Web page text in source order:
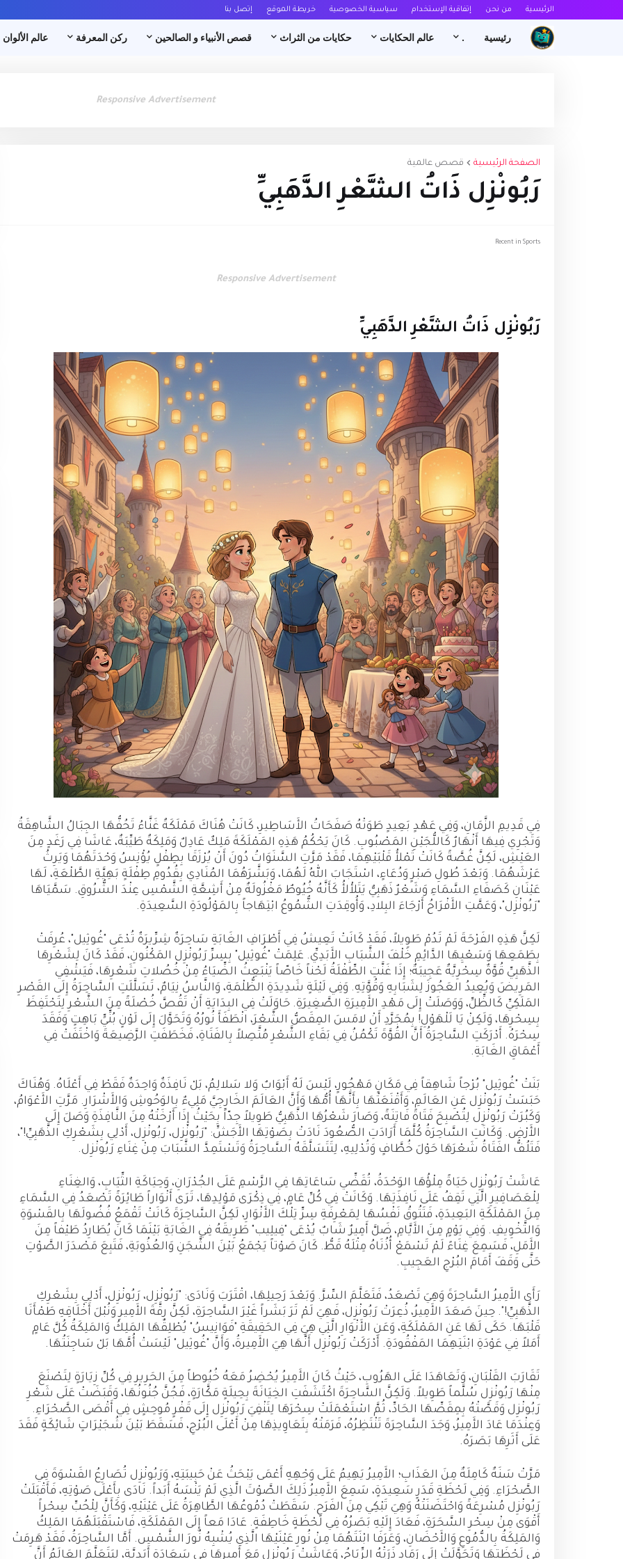
الرئيسية من نحن إتفاقية الإستخدام سياسية الخصوصية خريطة الموقع إتصل بنا
رئيسية . عالم الحكايات حكايات من الثراث قصص الأنبياء و الصالحين ركن المعرفة عالم الألوان
Responsive Advertisement
الصفحة الرئيسية قصص عالمية
رَبُونْزِل ذَاتُ الشَّعْرِ الذَّهَبِيِّ
Recent in Sports
Responsive Advertisement
رَبُونْزِل ذَاتُ الشَّعْرِ الذَّهَبِيِّ
فِي قَدِيمِ الزَّمَانِ، وَفِي عَهْدٍ بَعِيدٍ طَوَتْهُ صَفَحَاتُ الأَسَاطِيرِ، كَانَتْ هُنَاكَ مَمْلَكَةٌ غَنَّاءُ تَحُفُّهَا الجِبَالُ الشَّاهِقَةُ
وَتَجْرِي فِيهَا أَنْهَارٌ كَاللُّجَيْنِ المَصْبُوبِ. كَانَ يَحْكُمُ هَذِهِ المَمْلَكَةَ مَلِكٌ عَادِلٌ وَمَلِكَةٌ طَيِّبَةٌ، عَاشَا فِي رَغَدٍ مِنَ
العَيْشِ، لَكِنَّ غُصَّةً كَانَتْ تَمْلأُ قَلْبَيْهِمَا، فَقَدْ مَرَّتِ السَّنَوَاتُ دُونَ أَنْ يُرْزَقَا بِطِفْلٍ يُؤْنِسُ وَحْدَتَهُمَا وَيَرِثُ
عَرْشَهُمَا. وَبَعْدَ طُولِ صَبْرٍ وَدُعَاءٍ، اسْتَجَابَ اللهُ لَهُمَا، وَبَشَّرَهُمَا المُنَادِي بِقُدُومِ طِفْلَةٍ بَهِيَّةِ الطَّلْعَةِ، لَهَا
عَيْنَانِ كَصَفَاءِ السَّمَاءِ وَشَعْرٌ ذَهَبِيٌّ يَتَلأْلأُ كَأَنَّهُ خُيُوطٌ مَغْزُولَةٌ مِنْ أَشِعَّةِ الشَّمْسِ عِنْدَ الشُّرُوقِ. سَمَّيَاهَا
"رَبُونْزِل"، وَعَمَّتِ الأَفْرَاحُ أَرْجَاءَ البِلادِ، وَأُوقِدَتِ الشُّمُوعُ ابْتِهَاجاً بِالمَوْلُودَةِ السَّعِيدَةِ.
لَكِنَّ هَذِهِ الفَرْحَةَ لَمْ تَدُمْ طَوِيلاً، فَقَدْ كَانَتْ تَعِيشُ فِي أَطْرَافِ الغَابَةِ سَاحِرَةٌ شِرِّيرَةٌ تُدْعَى "غُوثِيل"، عُرِفَتْ
بِطَمَعِهَا وَسَعْيِهَا الدَّائِمِ خَلْفَ الشَّبَابِ الأَبَدِيِّ. عَلِمَتْ "غُوثِيل" بِسِرِّ رَبُونْزِل المَكْنُونِ، فَقَدْ كَانَ لِشَعْرِهَا
الذَّهَبِيِّ قُوَّةٌ سِحْرِيَّةٌ عَجِيبَةٌ؛ إِذَا غَنَّتِ الطِّفْلَةُ لَحْناً خَاصّاً يَنْبَعِثُ الضِّيَاءُ مِنْ خُصُلاتِ شَعْرِهَا، فَيَشْفِي
المَرِيضَ وَيُعِيدُ العَجُوزَ لِشَبَابِهِ وَقُوَّتِهِ. وَفِي لَيْلَةٍ شَدِيدَةِ الظُّلْمَةِ، وَالنَّاسُ نِيَامٌ، تَسَلَّلَتِ السَّاحِرَةُ إِلَى القَصْرِ
المَلَكِيِّ كَالظِّلِّ، وَوَصَلَتْ إِلَى مَهْدِ الأَمِيرَةِ الصَّغِيرَةِ. حَاوَلَتْ فِي البِدَايَةِ أَنْ تَقُصَّ خُصْلَةً مِنَ الشَّعْرِ لِتَحْتَفِظَ
بِسِحْرِهَا، وَلَكِنْ يَا لَلْهَوْلِ! بِمُجَرَّدِ أَنْ لامَسَ المِقَصُّ الشَّعْرَ، انْطَفَأَ نُورُهُ وَتَحَوَّلَ إِلَى لَوْنٍ بُنِّيٍّ بَاهِتٍ وَفَقَدَ
سِحْرَهُ. أَدْرَكَتِ السَّاحِرَةُ أَنَّ القُوَّةَ تَكْمُنُ فِي بَقَاءِ الشَّعْرِ مُتَّصِلاً بِالفَتَاةِ، فَخَطَفَتِ الرَّضِيعَةَ وَاخْتَفَتْ فِي
أَعْمَاقِ الغَابَةِ.
بَنَتْ "غُوثِيل" بُرْجاً شَاهِقاً فِي مَكَانٍ مَهْجُورٍ، لَيْسَ لَهُ أَبْوَابٌ وَلا سَلالِمُ، بَلْ نَافِذَةٌ وَاحِدَةٌ فَقَطْ فِي أَعْلَاهُ. وَهُنَاكَ
حَبَسَتْ رَبُونْزِل عَنِ العَالَمِ، وَأَقْنَعَتْهَا بِأَنَّهَا أُمُّهَا وَأَنَّ العَالَمَ الخَارِجِيَّ مَلِيءٌ بِالوَحُوشِ وَالأَشْرَارِ. مَرَّتِ الأَعْوَامُ،
وَكَبُرَتْ رَبُونْزِل لِتُصْبِحَ فَتَاةً فَاتِنَةً، وَصَارَ شَعْرُهَا الذَّهَبِيُّ طَوِيلاً جِدّاً بِحَيْثُ إِذَا أَرْخَتْهُ مِنَ النَّافِذَةِ وَصَلَ إِلَى
الأَرْضِ. وَكَانَتِ السَّاحِرَةُ كُلَّمَا أَرَادَتِ الصُّعُودَ نَادَتْ بِصَوْتِهَا الأَجَشِّ: "رَبُونْزِل، رَبُونْزِل، أَدْلِي بِشَعْرِكِ الذَّهَبِيِّ!"،
فَتَلُفُّ الفَتَاةُ شَعْرَهَا حَوْلَ خُطَّافٍ وَتُدْلِيهِ، لِتَتَسَلَّقَهُ السَّاحِرَةُ وَتَسْتَمِدَّ الشَّبَابَ مِنْ غِنَاءِ رَبُونْزِل.
عَاشَتْ رَبُونْزِل حَيَاةً مِلْؤُهَا الوَحْدَةُ، تُقَضِّي سَاعَاتِهَا فِي الرَّسْمِ عَلَى الجُدْرَانِ، وَحِيَاكَةِ الثِّيَابِ، وَالغِنَاءِ
لِلْعَصَافِيرِ الَّتِي تَقِفُ عَلَى نَافِذَتِهَا. وَكَانَتْ فِي كُلِّ عَامٍ، فِي ذِكْرَى مَوْلِدِهَا، تَرَى أَنْوَاراً طَائِرَةً تَصْعَدُ فِي السَّمَاءِ
مِنَ المَمْلَكَةِ البَعِيدَةِ، فَتَتُوقُ نَفْسُهَا لِمَعْرِفَةِ سِرِّ تِلْكَ الأَنْوَارِ، لَكِنَّ السَّاحِرَةَ كَانَتْ تَقْمَعُ فُضُولَهَا بِالقَسْوَةِ
وَالتَّخْوِيفِ. وَفِي يَوْمٍ مِنَ الأَيَّامِ، ضَلَّ أَمِيرٌ شَابٌ يُدْعَى "فِيلِيب" طَرِيقَهُ فِي الغَابَةِ بَيْنَمَا كَانَ يُطَارِدُ طَيْفاً مِنَ
الأَمَلِ، فَسَمِعَ غِنَاءً لَمْ تَسْمَعْ أُذُنَاهُ مِثْلَهُ قَطُّ. كَانَ صَوْتاً يَجْمَعُ بَيْنَ الشَّجَنِ وَالعُذُوبَةِ، فَتَبِعَ مَصْدَرَ الصَّوْتِ
حَتَّى وَقَفَ أَمَامَ البُرْجِ العَجِيبِ.
رَأَى الأَمِيرُ السَّاحِرَةَ وَهِيَ تَصْعَدُ، فَتَعَلَّمَ السِّرَّ. وَبَعْدَ رَحِيلِهَا، اقْتَرَبَ وَنَادَى: "رَبُونْزِل، رَبُونْزِل، أَدْلِي بِشَعْرِكِ
الذَّهَبِيِّ!". حِينَ صَعَدَ الأَمِيرُ، ذُعِرَتْ رَبُونْزِل، فَهِيَ لَمْ تَرَ بَشَراً غَيْرَ السَّاحِرَةِ، لَكِنَّ رِقَّةَ الأَمِيرِ وَنُبْلَ أَخْلَاقِهِ طَمْأَنَا
قَلْبَهَا. حَكَى لَهَا عَنِ المَمْلَكَةِ، وَعَنِ الأَنْوَارِ الَّتِي هِيَ فِي الحَقِيقَةِ "فَوَانِيسُ" يُطْلِقُهَا المَلِكُ وَالمَلِكَةُ كُلَّ عَامٍ
أَمَلاً فِي عَوْدَةِ ابْنَتِهِمَا المَفْقُودَةِ. أَدْرَكَتْ رَبُونْزِل أَنَّهَا هِيَ الأَمِيرةُ، وَأَنَّ "غُوثِيل" لَيْسَتْ أُمَّهَا بَلْ سَاجِنَتُهَا.
تَقَارَبَ القَلْبَانِ، وَتَعَاهَدَا عَلَى الهَرُوبِ، حَيْثُ كَانَ الأَمِيرُ يُحْضِرُ مَعَهُ خُيُوطاً مِنَ الحَرِيرِ فِي كُلِّ زِيَارَةٍ لِتَصْنَعَ
مِنْهَا رَبُونْزِل سُلَّماً طَوِيلاً. وَلَكِنَّ السَّاحِرَةَ اكْتَشَفَتِ الخِيَانَةَ بِحِيلَةٍ مَكَّارَةٍ، فَجُنَّ جُنُونُهَا، وَقَبَضَتْ عَلَى شَعْرِ
رَبُونْزِل وَقَصَّتْهُ بِمِقَصِّهَا الحَادِّ، ثُمَّ اسْتَعْمَلَتْ سِحْرَهَا لِتَنْفِيَ رَبُونْزِل إِلَى قَفْرٍ مُوحِشٍ فِي أَقْصَى الصَّحْرَاءِ.
وَعِنْدَمَا عَادَ الأَمِيرُ، وَجَدَ السَّاحِرَةَ تَنْتَظِرُهُ، فَرَمَتْهُ بِتَعَاوِيذِهَا مِنْ أَعْلَى البُرْجِ، فَسَقَطَ بَيْنَ شُجَيْرَاتٍ شَائِكَةٍ فَقَدَ
عَلَى أَثَرِهَا بَصَرَهُ.
مَرَّتْ سَنَةٌ كَامِلَةٌ مِنَ العَذَابِ؛ الأَمِيرُ يَهِيمُ عَلَى وَجْهِهِ أَعْمَى يَبْحَثُ عَنْ حَبِيبَتِهِ، وَرَبُونْزِل تُصَارِعُ القَسْوَةَ فِي
الصَّحْرَاءِ. وَفِي لَحْظَةِ قَدَرٍ سَعِيدَةٍ، سَمِعَ الأَمِيرُ ذَلِكَ الصَّوْتَ الَّذِي لَمْ يَنْسَهُ أَبَداً. نَادَى بِأَعْلَى صَوْتِهِ، فَأَقْبَلَتْ
رَبُونْزِل مُسْرِعَةً وَاحْتَضَنَتْهُ وَهِيَ تَبْكِي مِنَ الفَرَحِ. سَقَطَتْ دُمُوعُهَا الطَّاهِرَةُ عَلَى عَيْنَيْهِ، وَكَأَنَّ لِلْحُبِّ سِحْراً
أَقْوَى مِنْ سِحْرِ السَّحَرَةِ، فَعَادَ إِلَيْهِ بَصَرُهُ فِي لَحْظَةٍ خَاطِفَةٍ. عَادَا مَعاً إِلَى المَمْلَكَةِ، فَاسْتَقْبَلَهُمَا المَلِكُ
وَالمَلِكَةُ بِالدُّمُوعِ وَالأَحْضَانِ، وَعَرَفَا ابْنَتَهُمَا مِنْ نُورِ عَيْنَيْهَا الَّذِي يُشْبِهُ نُورَ الشَّمْسِ. أَمَّا السَّاحِرَةُ، فَقَدْ هَرِمَتْ
فِي لَحْظَتِهَا وَتَحَوَّلَتْ إِلَى رَمَادٍ ذَرَتْهُ الرِّيَاحُ، وَعَاشَتْ رَبُونْزِل مَعَ أَمِيرِهَا فِي سَعَادَةٍ أَبَدِيَّةٍ، لِيَتَعَلَّمَ العَالَمُ أَنَّ